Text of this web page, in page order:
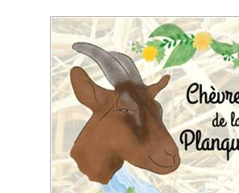
Services publics intercommunaux
Affaires scolaires, CCAS
Eaux, assainissement
France services
France Renov
Déchets ménagers, tri sélectif, encombrants